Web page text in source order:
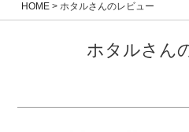
HOME ホタルさんのレビュー
ホタルさん